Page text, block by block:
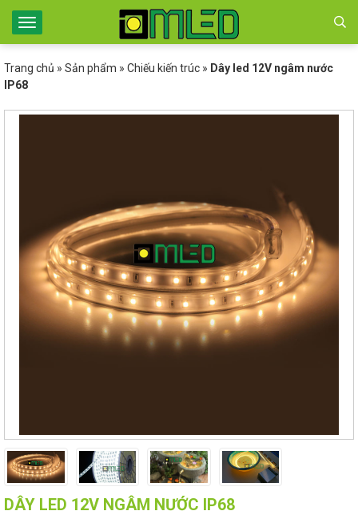
Trang chủ » Sản phẩm » Chiếu kiến trúc » Dây led 12V ngâm nước
IP68
DÂY LED 12V NGÂM NƯỚC IP68